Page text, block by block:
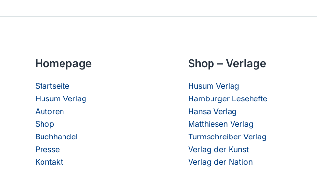
Homepage
Startseite
Husum Verlag
Autoren
Shop
Buchhandel
Presse
Kontakt
Shop – Verlage
Husum Verlag
Hamburger Lesehefte
Hansa Verlag
Matthiesen Verlag
Turmschreiber Verlag
Verlag der Kunst
Verlag der Nation